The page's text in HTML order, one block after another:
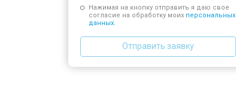
Нажимая на кнопку отправить я даю свое
согласие на обработку моих персональных
данных.
Отправить заявку